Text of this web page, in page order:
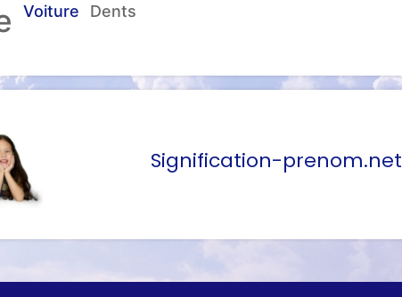
Voiture Dents
Signification-prenom.net